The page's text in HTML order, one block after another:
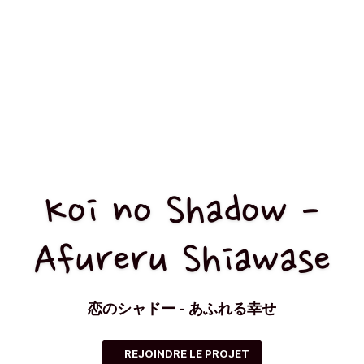
Koi no Shadow -
Afureru Shiawase
恋のシャドー - あふれる幸せ
REJOINDRE LE PROJET